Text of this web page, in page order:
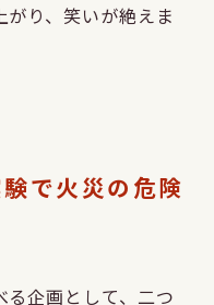
り、笑いが絶えま
で火災の危険
企画として、二つ